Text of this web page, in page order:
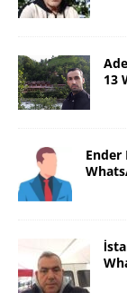
13
Ender